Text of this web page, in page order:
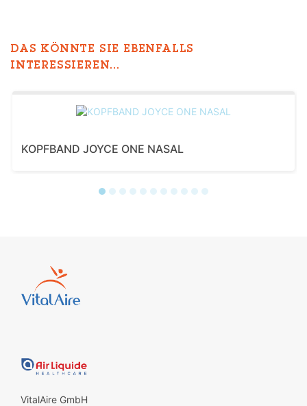
DAS KÖNNTE SIE EBENFALLS
INTERESSIEREN...
KOPFBAND JOYCE ONE NASAL
VitalAire GmbH